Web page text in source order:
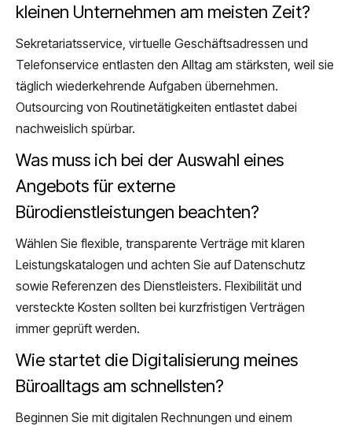
kleinen Unternehmen am meisten Zeit?
Sekretariatsservice, virtuelle Geschäftsadressen und
Telefonservice entlasten den Alltag am stärksten, weil sie
täglich wiederkehrende Aufgaben übernehmen.
Outsourcing von Routinetätigkeiten entlastet dabei
nachweislich spürbar.
Was muss ich bei der Auswahl eines
Angebots für externe
Bürodienstleistungen beachten?
Wählen Sie flexible, transparente Verträge mit klaren
Leistungskatalogen und achten Sie auf Datenschutz
sowie Referenzen des Dienstleisters. Flexibilität und
versteckte Kosten sollten bei kurzfristigen Verträgen
immer geprüft werden.
Wie startet die Digitalisierung meines
Büroalltags am schnellsten?
Beginnen Sie mit digitalen Rechnungen und einem